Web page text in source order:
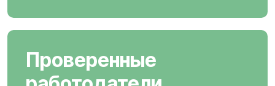
Проверенные